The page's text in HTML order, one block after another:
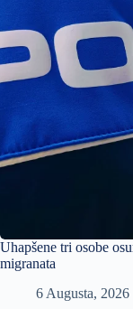
Uhapšene tri osobe
migranata
6 Augusta, 2026